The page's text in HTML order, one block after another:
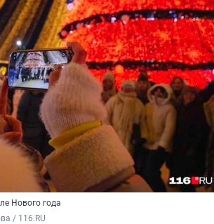
Нового года
/ 116.RU